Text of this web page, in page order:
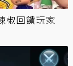
椒回饋玩家